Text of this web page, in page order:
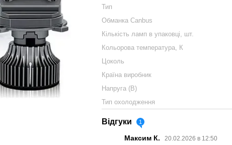
Тип
Обманка Сanbus
Кількість ламп в упаковці, шт.
Кольорова температура, К
Цоколь
Країна виробник
Напруга (В)
Тип охолодження
Відгуки 1
Максим К. 20.02.2026 в 12:50